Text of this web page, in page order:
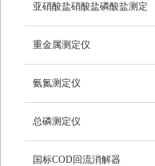
亚硝酸盐硝酸盐磷酸盐测定
重金属测定仪
氨氮测定仪
总磷测定仪
国标COD回流消解器